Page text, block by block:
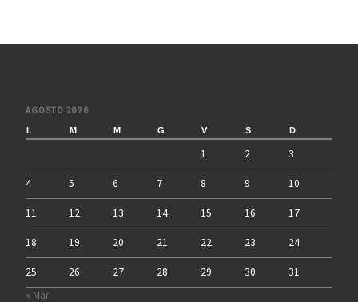
AGOSTO 2026
L M M G V S D
1 2 3
4 5 6 7 8 9 10
11 12 13 14 15 16 17
18 19 20 21 22 23 24
25 26 27 28 29 30
31
« Mar